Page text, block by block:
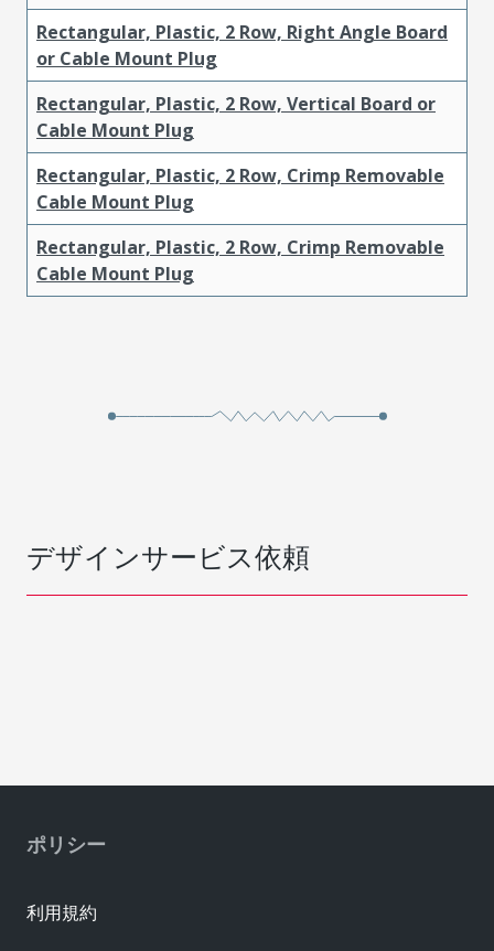
Rectangular, Plastic, 2 Row, Right Angle Board
or Cable Mount Plug
Rectangular, Plastic, 2 Row, Vertical Board or
Cable Mount Plug
Rectangular, Plastic, 2 Row, Crimp Removable
Cable Mount Plug
Rectangular, Plastic, 2 Row, Crimp Removable
Cable Mount Plug
デザインサービス依頼
ポリシー
利用規約